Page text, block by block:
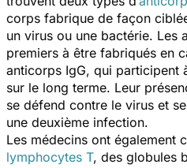
corps fabrique de façon
un virus ou une bactérie. Les
premiers à être fabriqués en
anticorps IgG, qui participent
sur le long terme. Leur
se défend contre le virus et
une deuxième infection.
Les médecins ont également
lymphocytes T, des globules